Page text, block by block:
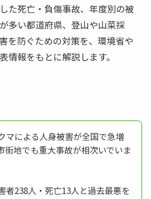
た死亡・負傷事故、年度別の被
多い都道府県、登山や山菜採
を防ぐための対策を、環境省や
情報をもとに解説します。
マによる人身被害が全国で急増
街地でも重大事故が相次いでいま
者238人・死亡13人と過去最悪を